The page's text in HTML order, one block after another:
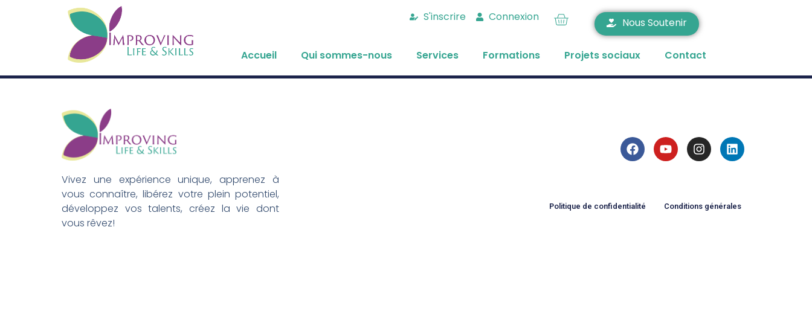
S'inscrire Connexion Nous Soutenir
Accueil Qui sommes-nous Services Formations Projets sociaux Contact
Vivez une expérience unique, apprenez à
vous connaître, libérez votre plein potentiel,
développez vos talents, créez la vie dont
vous rêvez!
Politique de confidentialité Conditions générales